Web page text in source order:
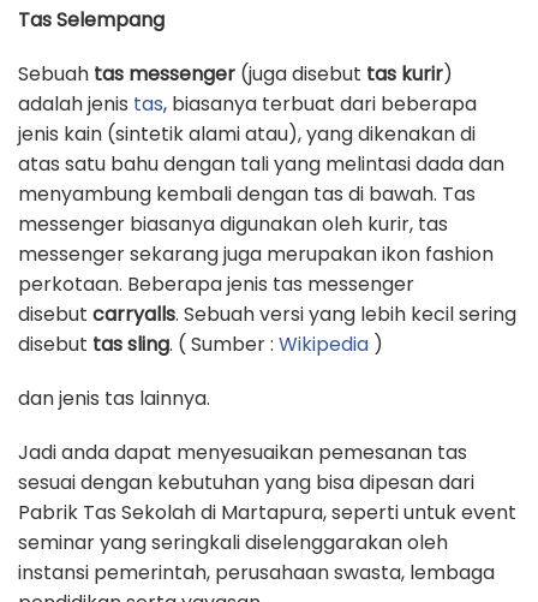
Tas Selempang
Sebuah tas messenger (juga disebut tas kurir)
adalah jenis tas, biasanya terbuat dari beberapa
jenis kain (sintetik alami atau), yang dikenakan di
atas satu bahu dengan tali yang melintasi dada dan
menyambung kembali dengan tas di bawah. Tas
messenger biasanya digunakan oleh kurir, tas
messenger sekarang juga merupakan ikon fashion
perkotaan. Beberapa jenis tas messenger
disebut carryalls. Sebuah versi yang lebih kecil sering
disebut tas sling. ( Sumber : Wikipedia )
dan jenis tas lainnya.
Jadi anda dapat menyesuaikan pemesanan tas
sesuai dengan kebutuhan yang bisa dipesan dari
Pabrik Tas Sekolah di Martapura, seperti untuk event
seminar yang seringkali diselenggarakan oleh
instansi pemerintah, perusahaan swasta, lembaga